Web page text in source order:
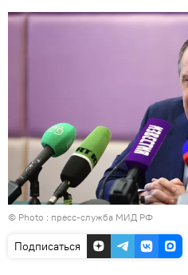
© Photo : пресс-служба МИД РФ
Подписаться